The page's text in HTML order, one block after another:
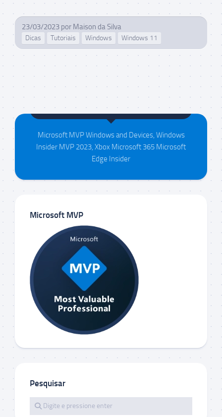
23/03/2023 por Maison da Silva
Dicas Tutoriais Windows Windows 11
Maison da Silva
Microsoft MVP Windows and Devices, Windows
Insider MVP 2023, Xbox Microsoft 365 Microsoft
Edge Insider
Microsoft MVP
Pesquisar